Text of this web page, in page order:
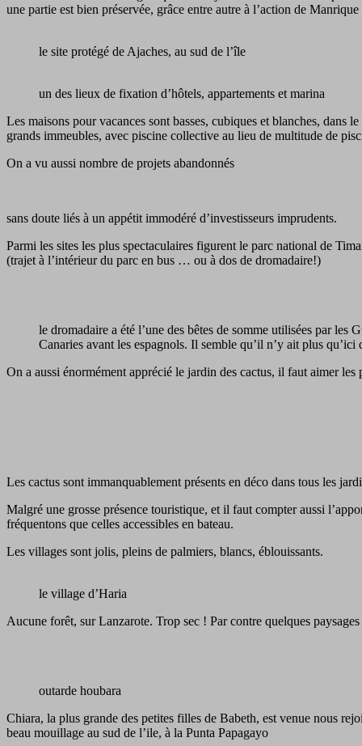
une partie est bien préservée, grâce entre autre à l’action de
le site protégé de Ajaches, au sud de l’île
un des lieux de fixation d’hôtels, appartements et marina
Les maisons pour vacances sont basses, cubiques et blanches, dans
grands immeubles, avec piscine collective au lieu de multitude de
On a vu aussi nombre de projets abandonnés
sans doute liés à un appétit immodéré d’investisseurs imprudents.
Parmi les sites les plus spectaculaires figurent le parc national de
(trajet à l’intérieur du parc en bus … ou à dos de dromadaire!)
le dromadaire a été l’une des bêtes de somme utilisées par les
Canaries avant les espagnols. Il semble qu’il n’y ait plus qu’ici
On a aussi énormément apprécié le jardin des cactus, il faut aimer
Les cactus sont immanquablement présents en déco dans tous les
Malgré une grosse présence touristique, et il faut compter aussi
fréquentons que celles accessibles en bateau.
Les villages sont jolis, pleins de palmiers, blancs, éblouissants.
le village d’Haria
Aucune forêt, sur Lanzarote. Trop sec ! Par contre quelques
outarde houbara
Chiara, la plus grande des petites filles de Babeth, est venue nous
beau mouillage au sud de l’ile, à la Punta Papagayo